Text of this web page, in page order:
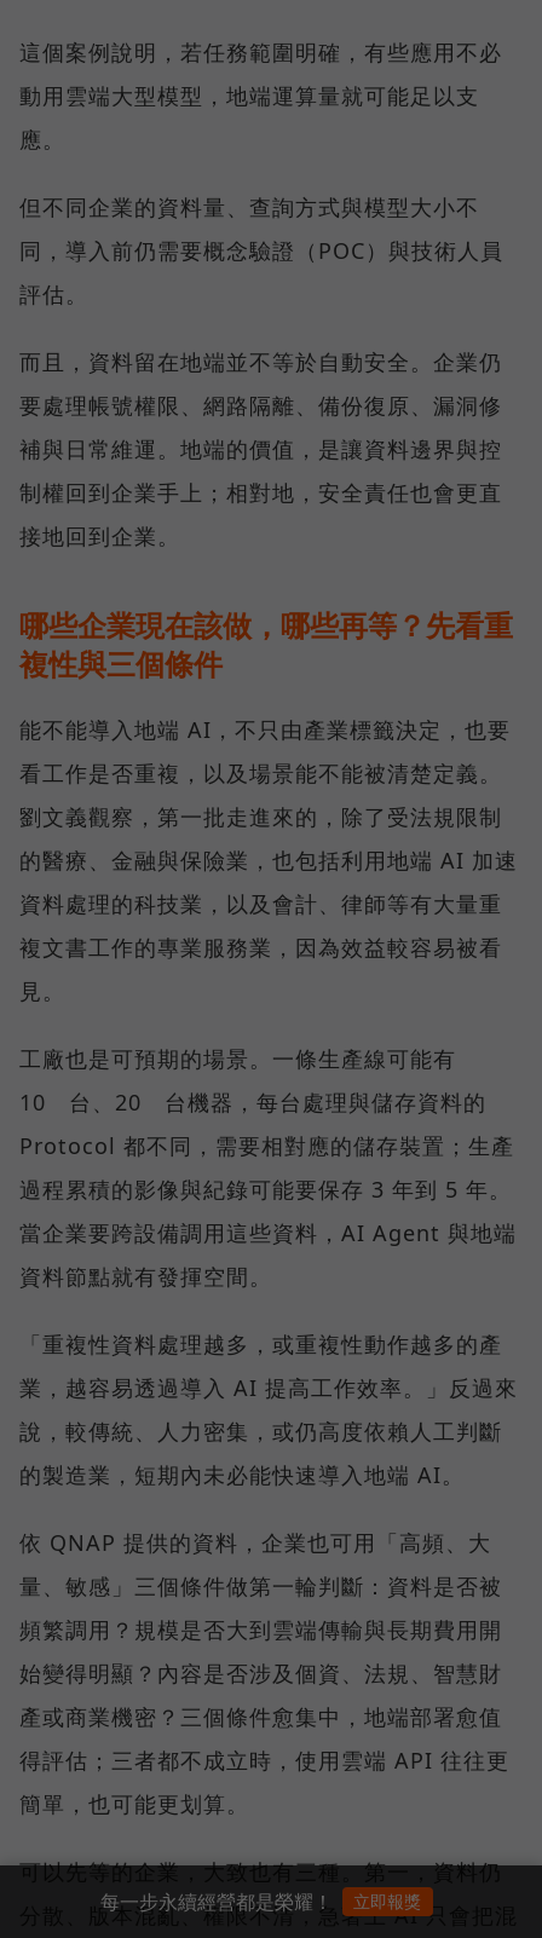
這個案例說明，若任務範圍明確，有些應用不必
動用雲端大型模型，地端運算量就可能足以支
應。
但不同企業的資料量、查詢方式與模型大小不
同，導入前仍需要概念驗證（POC）與技術人員
評估。
而且，資料留在地端並不等於自動安全。企業仍
要處理帳號權限、網路隔離、備份復原、漏洞修
補與日常維運。地端的價值，是讓資料邊界與控
制權回到企業手上；相對地，安全責任也會更直
接地回到企業。
哪些企業現在該做，哪些再等？先看重
複性與三個條件
能不能導入地端 AI，不只由產業標籤決定，也要
看工作是否重複，以及場景能不能被清楚定義。
劉文義觀察，第一批走進來的，除了受法規限制
的醫療、金融與保險業，也包括利用地端 AI 加速
資料處理的科技業，以及會計、律師等有大量重
複文書工作的專業服務業，因為效益較容易被看
見。
工廠也是可預期的場景。一條生產線可能有
10 台、20 台機器，每台處理與儲存資料的
Protocol 都不同，需要相對應的儲存裝置；生產
過程累積的影像與紀錄可能要保存 3 年到 5 年。
當企業要跨設備調用這些資料，AI Agent 與地端
資料節點就有發揮空間。
「重複性資料處理越多，或重複性動作越多的產
業，越容易透過導入 AI 提高工作效率。」反過來
說，較傳統、人力密集，或仍高度依賴人工判斷
的製造業，短期內未必能快速導入地端 AI。
依 QNAP 提供的資料，企業也可用「高頻、大
量、敏感」三個條件做第一輪判斷：資料是否被
頻繁調用？規模是否大到雲端傳輸與長期費用開
始變得明顯？內容是否涉及個資、法規、智慧財
產或商業機密？三個條件愈集中，地端部署愈值
得評估；三者都不成立時，使用雲端 API 往往更
簡單，也可能更划算。
可以先等的企業，大致也有三種。第一，資料仍
分散、版本混亂、權限不清，急著上 AI 只會把混
每一步永續經營都是榮耀！ 立即報獎